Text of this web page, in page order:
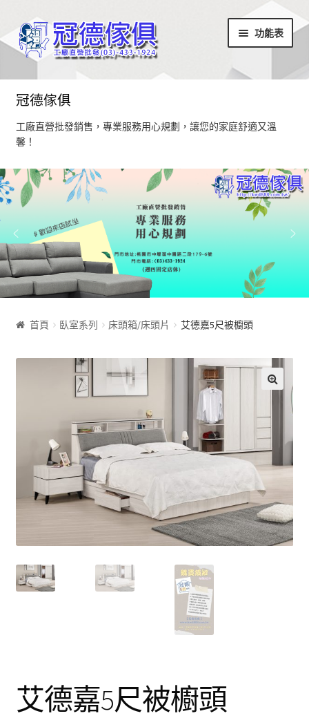
略
過
導
覽
跳
至
內
容
功能表
首頁
家具商品
超值商品區
小椅凳/長方凳系列
居家飾品
沙發床
展示櫃&收納櫃
茶几
電視櫃&長櫃
餐櫃&收納櫃
冠德傢俱
工廠直營批發銷售，專業服務用心規劃，讓您的家庭舒適又溫
馨！
首頁 臥室系列 床頭箱/床頭片 艾德嘉5尺被櫥頭
艾德嘉5尺被櫥頭